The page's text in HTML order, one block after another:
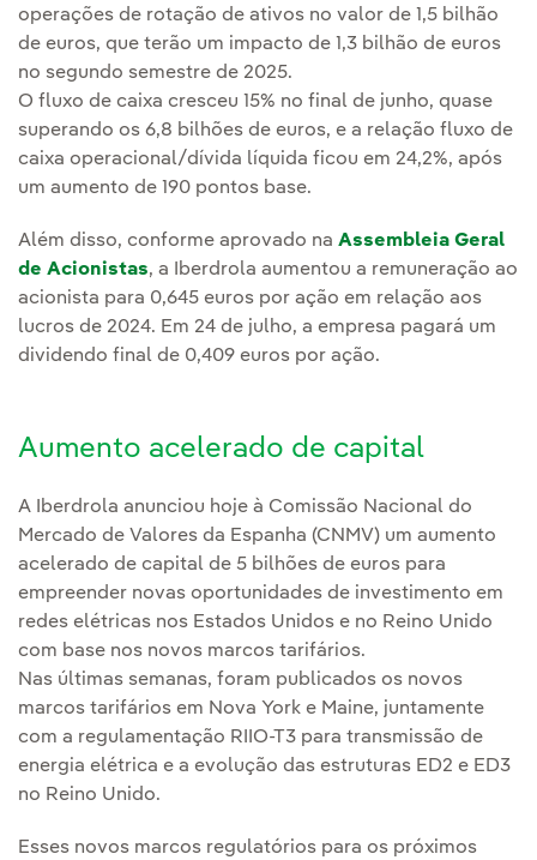
operações de rotação de ativos no valor de 1,5 bilhão
de euros, que terão um impacto de 1,3 bilhão de euros
no segundo semestre de 2025.
O fluxo de caixa cresceu 15% no final de junho, quase
superando os 6,8 bilhões de euros, e a relação fluxo de
caixa operacional/dívida líquida ficou em 24,2%, após
um aumento de 190 pontos base.
Além disso, conforme aprovado na Assembleia Geral
de Acionistas, a Iberdrola aumentou a remuneração ao
acionista para 0,645 euros por ação em relação aos
lucros de 2024. Em 24 de julho, a empresa pagará um
dividendo final de 0,409 euros por ação.
Aumento acelerado de capital
A Iberdrola anunciou hoje à Comissão Nacional do
Mercado de Valores da Espanha (CNMV) um aumento
acelerado de capital de 5 bilhões de euros para
empreender novas oportunidades de investimento em
redes elétricas nos Estados Unidos e no Reino Unido
com base nos novos marcos tarifários.
Nas últimas semanas, foram publicados os novos
marcos tarifários em Nova York e Maine, juntamente
com a regulamentação RIIO-T3 para transmissão de
energia elétrica e a evolução das estruturas ED2 e ED3
no Reino Unido.
Esses novos marcos regulatórios para os próximos